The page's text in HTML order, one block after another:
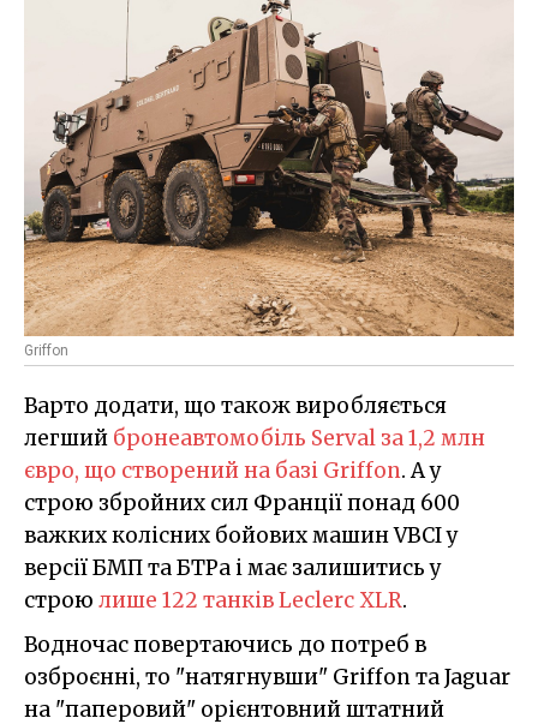
Griffon
Варто додати, що також виробляється
легший бронеавтомобіль Serval за 1,2 млн
євро, що створений на базі Griffon. А у
строю збройних сил Франції понад 600
важких колісних бойових машин VBCI у
версії БМП та БТРа і має залишитись у
строю лише 122 танків Leclerc XLR.
Водночас повертаючись до потреб в
озброєнні, то "натягнувши" Griffon та Jaguar
на "паперовий" орієнтовний штатний